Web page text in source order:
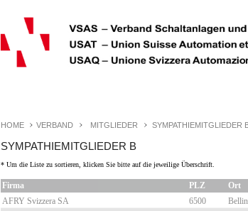
HOME VERBAND MITGLIEDER SYMPATHIEMITGLIEDER
SYMPATHIEMITGLIEDER B
* Um die Liste zu sortieren, klicken Sie bitte auf die jeweilige Überschrift.
Firma PLZ Ort
AFRY Svizzera SA
6500